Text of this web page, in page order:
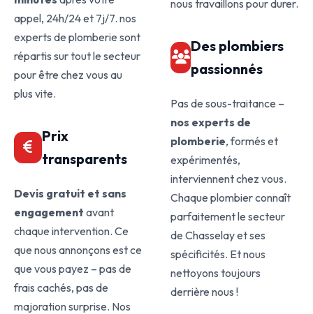
appel, 24h/24 et 7j/7. nos
experts de plomberie sont
répartis sur tout le secteur
pour être chez vous au
plus vite.
Prix
transparents
Devis gratuit et sans
engagement avant
chaque intervention. Ce
que nous annonçons est ce
que vous payez – pas de
frais cachés, pas de
majoration surprise. Nos
nous travaillons pour durer.
Des plombiers
passionnés
Pas de sous-traitance –
nos experts de
plomberie, formés et
expérimentés,
interviennent chez vous.
Chaque plombier connaît
parfaitement le secteur
de Chasselay et ses
spécificités. Et nous
nettoyons toujours
derrière nous !